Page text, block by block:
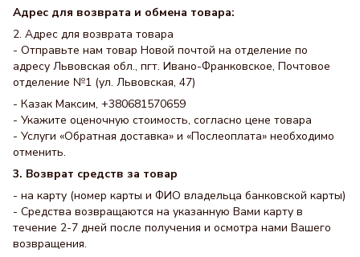
Адрес для возврата и обмена товара:
2. Адрес для возврата товара
- Отправьте нам товар Новой почтой на отделение по
адресу Львовская обл., пгт. Ивано-Франковское, Почтовое
отделение №1 (ул. Львовская, 47)
- Казак Максим, +380681570659
- Укажите оценочную стоимость, согласно цене товара
- Услуги «Обратная доставка» и «Послеоплата» необходимо
отменить.
3. Возврат средств за товар
- на карту (номер карты и ФИО владельца банковской карты)
- Средства возвращаются на указанную Вами карту в
течение 2-7 дней после получения и осмотра нами Вашего
возвращения.